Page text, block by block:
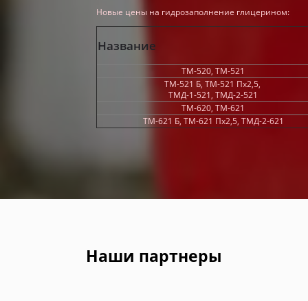
Новые цены на гидрозаполнение глицерином:
Название
ТМ-520, ТМ-521
ТМ-521 Б, ТМ-521 Пх2,5,
ТМД-1-521, ТМД-2-521
ТМ-620, ТМ-621
ТМ-621 Б, ТМ-621 Пх2,5, ТМД-2-621
Наши партнеры